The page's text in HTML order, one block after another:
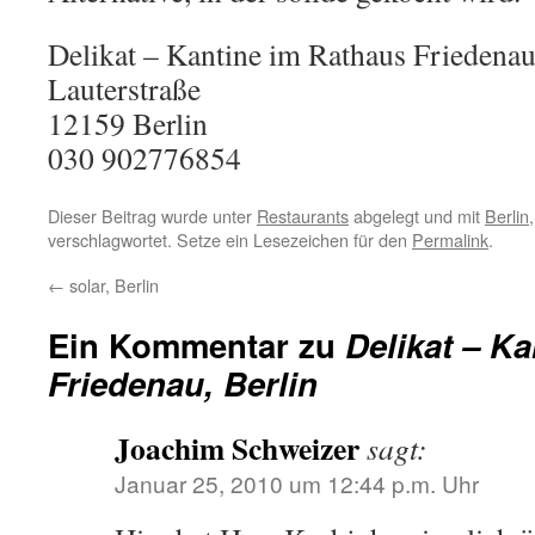
Delikat – Kantine im Rathaus Friedenau
Lauterstraße
12159 Berlin
030 902776854
Dieser Beitrag wurde unter Restaurantsabgelegt und mit Berlin
verschlagwortet. Setze ein Lesezeichen für den Permalink.
← solar, Berlin
Ein Kommentar zu Delikat –
Friedenau, Berlin
Joachim Schweizersagt:
Januar 25, 2010 um 12:44 p.m. Uhr